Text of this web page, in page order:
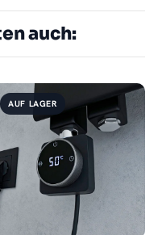
auch:
AUF LAGER